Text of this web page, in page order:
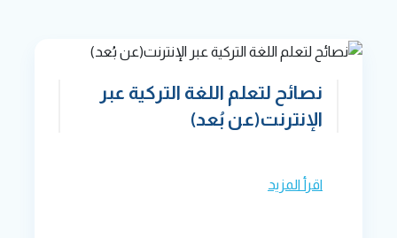
نصائح لتعلم اللغة التركية عبر
الإنترنت(عن بُعد)
اقرأ المزيد